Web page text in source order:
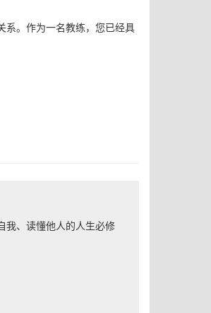
。 作为一名教练，您已经具
我、读懂他人的人生必修